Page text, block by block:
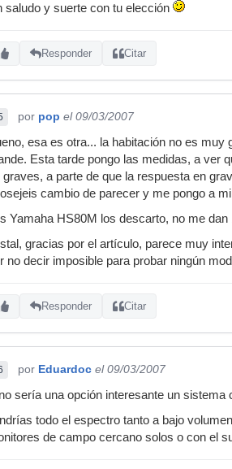
saludo y suerte con tu elección
Responder Citar
por pop el 09/03/2007
esa es otra... la habitación no es
Esta tarde pongo las medidas, a ver
graves, a parte de que la respuesta en
cambio de parecer y me pongo a
Yamaha HS80M los descarto, no me dan
gracias por el artículo, parece muy
no decir imposible para probar ningún
Responder Citar
por Eduardoc el 09/03/2007
sería una opción interesante un sistema
todo el espectro tanto a bajo
de campo cercano solos o con el